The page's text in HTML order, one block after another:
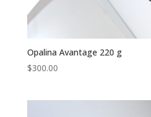
Opalina Avantage 220 g
$300.00